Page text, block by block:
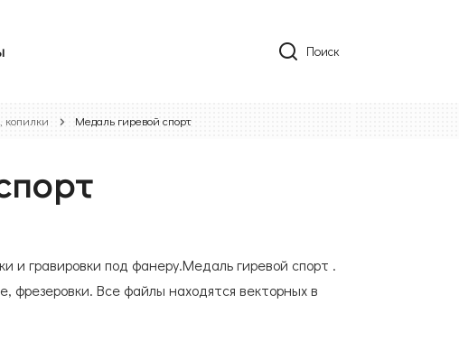
Поиск
копилки Медаль гиревой спорт
и гравировки под фанеру.Медаль гиревой спорт .
фрезеровки. Все файлы находятся векторных в